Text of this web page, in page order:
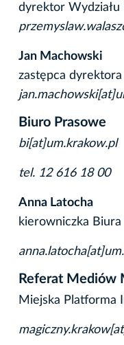
dyrektor Wydziału
Jan Machowski
zastępca dyrektora
Biuro Prasowe
bi[at]um.krakow.pl
tel. 12 616 18 00
Anna Latocha
kierowniczka
Referat Mediów
Miejska Platforma